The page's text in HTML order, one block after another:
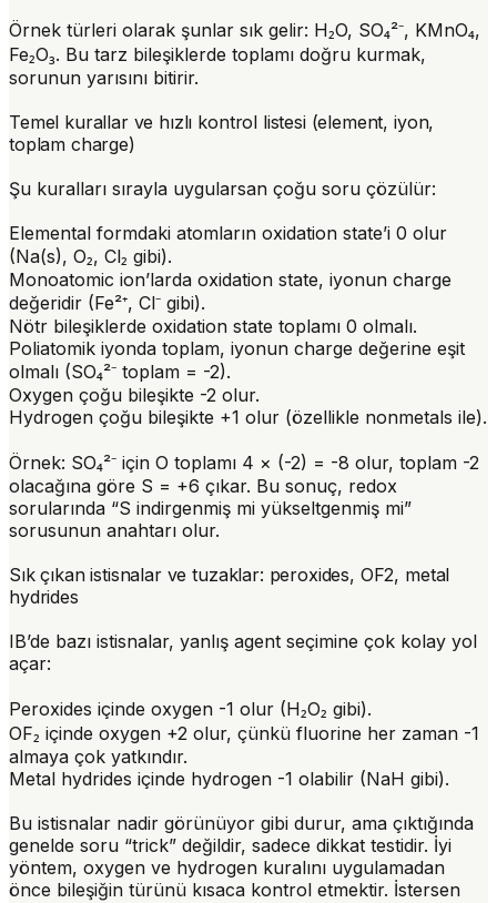
Örnek türleri olarak şunlar sık gelir: H₂O, SO₄²⁻, KMnO₄,
Fe₂O₃. Bu tarz bileşiklerde toplamı doğru kurmak,
sorunun yarısını bitirir.
Temel kurallar ve hızlı kontrol listesi (element, iyon,
toplam charge)
Şu kuralları sırayla uygularsan çoğu soru çözülür:
Elemental formdaki atomların oxidation state’i 0 olur
(Na(s), O₂, Cl₂ gibi).
Monoatomic ion’larda oxidation state, iyonun charge
değeridir (Fe²⁺, Cl⁻ gibi).
Nötr bileşiklerde oxidation state toplamı 0 olmalı.
Poliatomik iyonda toplam, iyonun charge değerine eşit
olmalı (SO₄²⁻ toplam = -2).
Oxygen çoğu bileşikte -2 olur.
Hydrogen çoğu bileşikte +1 olur (özellikle nonmetals ile).
Örnek: SO₄²⁻ için O toplamı 4 × (-2) = -8 olur, toplam -2
olacağına göre S = +6 çıkar. Bu sonuç, redox
sorularında “S indirgenmiş mi yükseltgenmiş mi”
sorusunun anahtarı olur.
Sık çıkan istisnalar ve tuzaklar: peroxides, OF2, metal
hydrides
IB’de bazı istisnalar, yanlış agent seçimine çok kolay yol
açar:
Peroxides içinde oxygen -1 olur (H₂O₂ gibi).
OF₂ içinde oxygen +2 olur, çünkü fluorine her zaman -1
almaya çok yatkındır.
Metal hydrides içinde hydrogen -1 olabilir (NaH gibi).
Bu istisnalar nadir görünüyor gibi durur, ama çıktığında
genelde soru “trick” değildir, sadece dikkat testidir. İyi
yöntem, oxygen ve hydrogen kuralını uygulamadan
önce bileşiğin türünü kısaca kontrol etmektir. İstersen